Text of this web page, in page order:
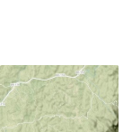
muitos
e